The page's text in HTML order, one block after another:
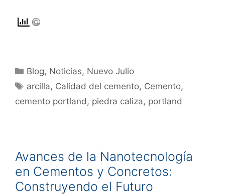
Blog, Noticias, Nuevo Julio
arcilla, Calidad del cemento, Cemento,
cemento portland, piedra caliza, portland
Avances de la Nanotecnología
en Cementos y Concretos:
Construyendo el Futuro